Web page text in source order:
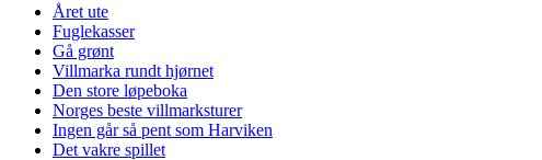
Året ute
Fuglekasser
Gå grønt
Villmarka rundt hjørnet
Den store løpeboka
Norges beste villmarksturer
Ingen går så pent som Harviken
Det vakre spillet